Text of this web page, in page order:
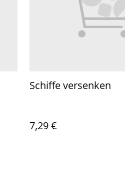
Schiffe versenken
7,29 €